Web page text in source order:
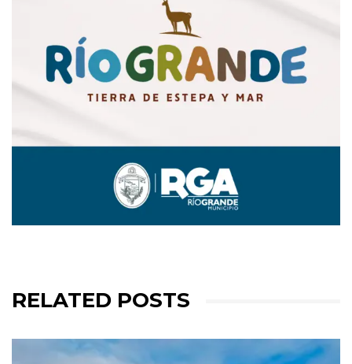
RELATED POSTS